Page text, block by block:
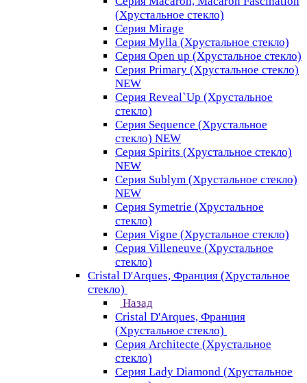
(Хрустальное стекло)
Серия Mirage
Серия Mylla (Хрустальное стекло)
Серия Open up (Хрустальное стекло)
Серия Primary (Хрустальное стекло)
NEW
Серия Reveal`Up (Хрустальное
стекло)
Серия Sequence (Хрустальное
стекло) NEW
Серия Spirits (Хрустальное стекло)
NEW
Серия Sublym (Хрустальное стекло)
NEW
Серия Symetrie (Хрустальное
стекло)
Серия Vigne (Хрустальное стекло)
Серия Villeneuve (Хрустальное
стекло)
Cristal D'Arques, Франция (Хрустальное
стекло)
Назад
Cristal D'Arques, Франция
(Хрустальное стекло)
Серия Architecte (Хрустальное
стекло)
Серия Lady Diamond (Хрустальное